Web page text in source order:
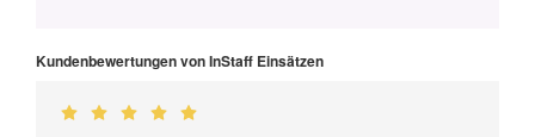
Kundenbewertungen von InStaff Einsätzen